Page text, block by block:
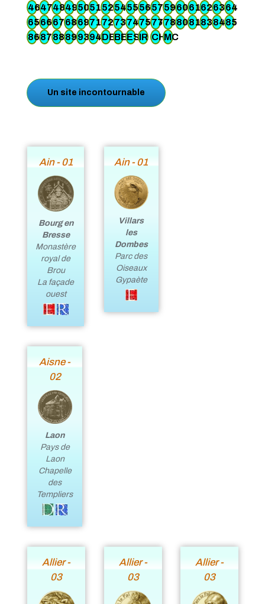
4647484950515254555657596061626364
6566676869717273747576
77788081838485
868788899394DEBEESIR CHMC
Un site incontournable
Ain - 01
Bourg en
Bresse
Monastère
royal de
Brou
La façade
ouest
Ain - 01
Villars
les
Dombes
Parc des
Oiseaux
Gypaète
Aisne -
02
Laon
Pays de
Laon
Chapelle
des
Templiers
Allier -
03
Allier -
03
Allier -
03